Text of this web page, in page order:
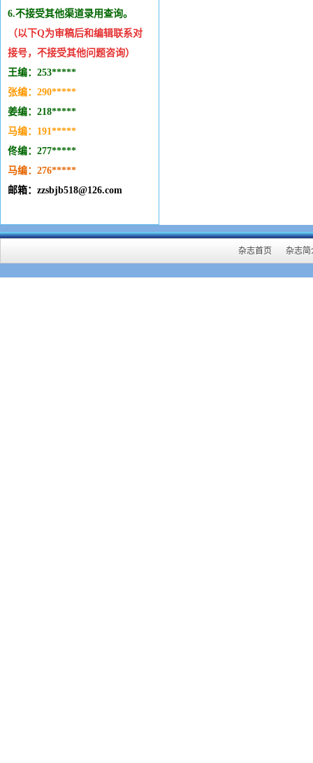
6.不接受其他渠道录用查询。
（以下Q为审稿后和编辑联系对
接号，不接受其他问题咨询）
王编：253*****
张编：290*****
姜编：218*****
马编：191*****
佟编：277*****
马编：276*****
邮箱：zzsbjb518@126.com
杂志首页 杂志简